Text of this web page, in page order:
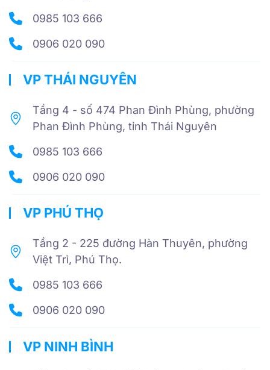
0985 103 666
0906 020 090
VP THÁI NGUYÊN
Tầng 4 - số 474 Phan Đình Phùng, phường
Phan Đình Phùng, tỉnh Thái Nguyên
0985 103 666
0906 020 090
VP PHÚ THỌ
Tầng 2 - 225 đường Hàn Thuyên, phường
Việt Trì, Phú Thọ.
0985 103 666
0906 020 090
VP NINH BÌNH